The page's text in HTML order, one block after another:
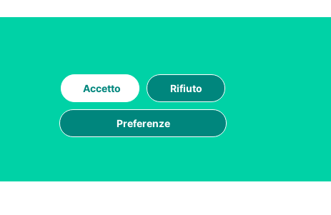
Accetto Rifiuto
Preferenze